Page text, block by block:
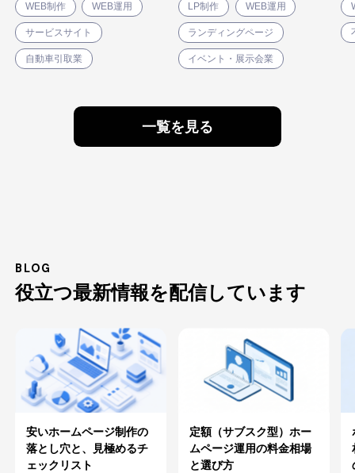
WEB制作 WEB運用
サービスサイト
自動車引取業
LP制作 WEB運用
ランディングページ
イベント・展示会業
一覧を見る
BLOG
役立つ最新情報を配信しています
安いホームページ制作の
落とし穴と、見極めるチ
ェックリスト
定額（サブスク型）ホー
ムページ運用の料金相場
と選び方